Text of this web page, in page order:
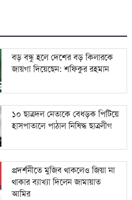
করতেন না, ফোনে নজরদারি চলত
আরও ৬ শিশুর মৃত্যু
বড় বন্ধু হলে দেশের বড় কিলারকে
জায়গা দিয়েছেন: শফিকুর রহমান
১০ ছাত্রদল নেতাকে বেধড়ক পিটিয়ে
হাসপাতালে পাঠাল নিষিদ্ধ ছাত্রলীগ
প্রদর্শনীতে মুজিব থাকলেও জিয়া না
থাকার ব্যাখ্যা দিলেন জামায়াত
আমির